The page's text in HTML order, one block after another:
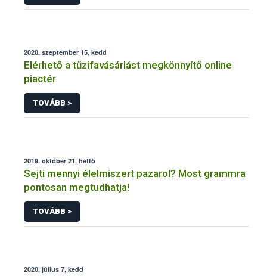
2020. szeptember 15, kedd
Elérhető a tűzifavásárlást megkönnyítő online
piactér
TOVÁBB >
2019. október 21, hétfő
Sejti mennyi élelmiszert pazarol? Most grammra
pontosan megtudhatja!
TOVÁBB >
2020. július 7, kedd